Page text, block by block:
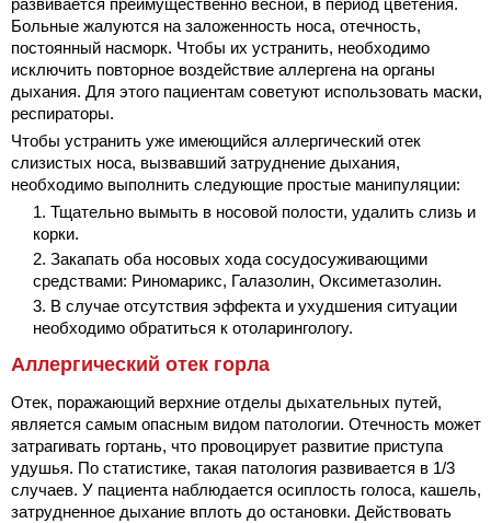
развивается преимущественно весной, в период цветения.
Больные жалуются на заложенность носа, отечность,
постоянный насморк. Чтобы их устранить, необходимо
исключить повторное воздействие аллергена на органы
дыхания. Для этого пациентам советуют использовать маски,
респираторы.
Чтобы устранить уже имеющийся аллергический отек
слизистых носа, вызвавший затруднение дыхания,
необходимо выполнить следующие простые манипуляции:
Тщательно вымыть в носовой полости, удалить слизь и
корки.
Закапать оба носовых хода сосудосуживающими
средствами: Риномарикс, Галазолин, Оксиметазолин.
В случае отсутствия эффекта и ухудшения ситуации
необходимо обратиться к отоларингологу.
Аллергический отек горла
Отек, поражающий верхние отделы дыхательных путей,
является самым опасным видом патологии. Отечность может
затрагивать гортань, что провоцирует развитие приступа
удушья. По статистике, такая патология развивается в 1/3
случаев. У пациента наблюдается осиплость голоса, кашель,
затрудненное дыхание вплоть до остановки. Действовать